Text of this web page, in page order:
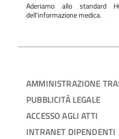
Aderiamo allo standard
dell'informazione medica.
AMMINISTRAZIONE
PUBBLICITÀ LEGALE
ACCESSO AGLI ATTI
INTRANET DIPENDENTI